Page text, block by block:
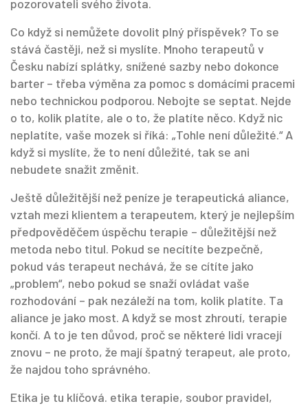
pozorovateli svého života.
Co když si nemůžete dovolit plný příspěvek? To se
stává častěji, než si myslíte. Mnoho terapeutů v
Česku nabízí splátky, snížené sazby nebo dokonce
barter – třeba výměna za pomoc s domácími pracemi
nebo technickou podporou. Nebojte se septat. Nejde
o to, kolik platíte, ale o to, že platíte něco. Když nic
neplatíte, vaše mozek si říká: „Tohle není důležité.“ A
když si myslíte, že to není důležité, tak se ani
nebudete snažit změnit.
Ještě důležitější než peníze je terapeutická aliance,
vztah mezi klientem a terapeutem, který je nejlepším
předpověděčem úspěchu terapie – důležitější než
metoda nebo titul. Pokud se necítíte bezpečně,
pokud vás terapeut nechává, že se cítíte jako
„problem“, nebo pokud se snaží ovládat vaše
rozhodování – pak nezáleží na tom, kolik platíte. Ta
aliance je jako most. A když se most zhroutí, terapie
končí. A to je ten důvod, proč se některé lidi vracejí
znovu – ne proto, že mají špatný terapeut, ale proto,
že najdou toho správného.
Etika je tu klíčová. etika terapie, soubor pravidel,